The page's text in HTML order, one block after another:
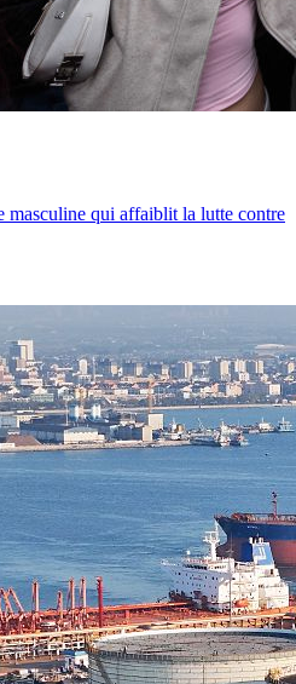
masculine qui affaiblit la lutte contre